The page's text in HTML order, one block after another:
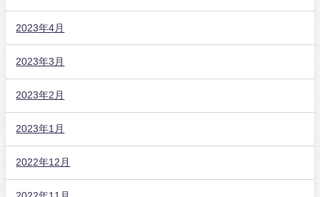
2023年4月
2023年3月
2023年2月
2023年1月
2022年12月